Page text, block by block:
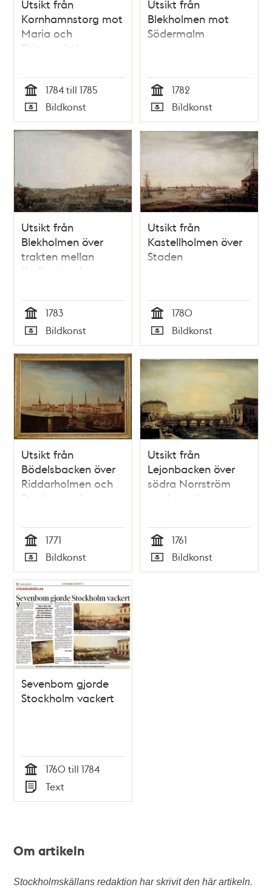
Utsikt från
Kornhamnstorg mot
Maria och
Skinnarviksbergen
Tid
1784 till 1785
Typ
Bildkonst
Utsikt från
Blekholmen mot
Södermalm
Tid
1782
Typ
Bildkonst
Utsikt från
Blekholmen över
trakten mellan
Karlberg och
Tid
1783
Typ
Bildkonst
Utsikt från
Kastellholmen över
Staden
Tid
1780
Typ
Bildkonst
Utsikt från
Bödelsbacken över
Riddarholmen och
Staden med
Tyska kyrkan
Tid
1771
Typ
Bildkonst
Utsikt från
Lejonbacken över
södra Norrström
med gamla
Myntet och Kungl.
Stallet
Tid
1761
Typ
Bildkonst
Sevenbom gjorde
Stockholm vackert
Tid
1760 till 1784
Typ
Text
Om artikeln
Stockholmskällans redaktion har skrivit den här artikeln.